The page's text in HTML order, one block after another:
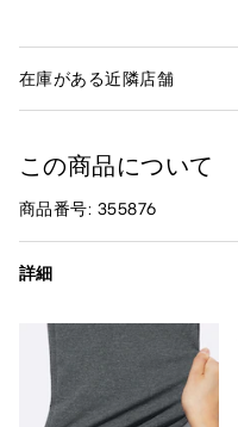
在庫がある近隣店舗
この商品について
商品番号: 355876
詳細